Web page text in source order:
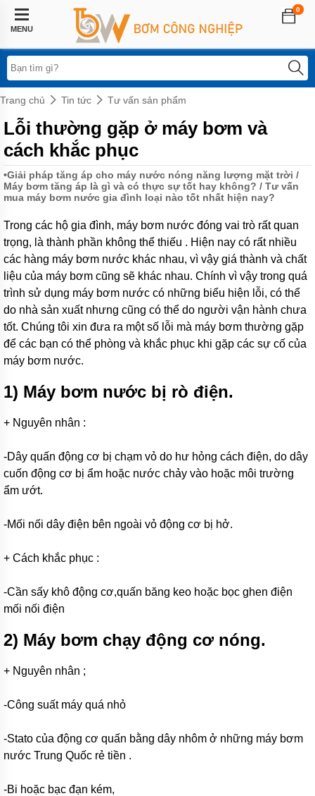
MENU
0
Trang
chủ
Lĩnh
vực
áp
dụng
Hệ
thống
phun
sương
Bơm
tăng
áp
tần
Bơm
tăng
áp
điện
tử
Bơm
tăng
áp
cơ
chân
không
Bơm
chân
không
Máy
tâm
bơm
Máy
công
nghiệp
Máy
bơm
nước
thải
bơm
Trang chủ Tin tức Tư vấn sản phẩm
Lỗi thường gặp ở máy bơm và
cách khắc phục
•Giải pháp tăng áp cho máy nước nóng năng lượng mặt trời /
Máy bơm tăng áp là gì và có thực sự tốt hay không? / Tư vấn
mua máy bơm nước gia đình loại nào tốt nhất hiện nay?
Trong các hộ gia đình, máy bơm nước đóng vai trò rất quan
trọng, là thành phần không thể thiếu . Hiện nay có rất nhiều
các hàng máy bơm nước khác nhau, vì vậy giá thành và chất
liệu của máy bơm cũng sẽ khác nhau. Chính vì vậy trong quá
trình sử dụng máy bơm nước có những biểu hiện lỗi, có thể
do nhà sản xuất nhưng cũng có thể do người vận hành chưa
tốt. Chúng tôi xin đưa ra một số lỗi mà máy bơm thường gặp
để các bạn có thể phòng và khắc phục khi gặp các sự cố của
máy bơm nước.
1) Máy bơm nước bị rò điện.
+ Nguyên nhân :
-Dây quấn động cơ bị chạm vỏ do hư hỏng cách điện, do dây
cuốn động cơ bị ẩm hoặc nước chảy vào hoặc môi trường
ẩm ướt.
-Mối nối dây điện bên ngoài vỏ động cơ bị hở.
+ Cách khắc phục :
-Cần sấy khô động cơ,quấn băng keo hoặc bọc ghen điện
mối nối điện
2) Máy bơm chạy động cơ nóng.
+ Nguyên nhân ;
-Công suất máy quá nhỏ
-Stato của động cơ quấn bằng dây nhôm ở những máy bơm
nước Trung Quốc rẻ tiền .
-Bi hoặc bạc đạn kém,